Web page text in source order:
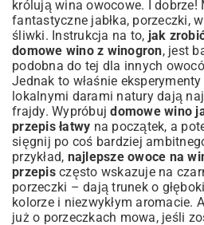
królują wina owocowe. I dobrze!
fantastyczne jabłka, porzeczki,
śliwki. Instrukcja na to, jak
domowe wino z winogron, jest
podobna do tej dla innych
Jednak to właśnie eksperymenty
lokalnymi darami natury dają
frajdy. Wypróbujdomowe wino
przepis łatwy na początek, a
sięgnij po coś bardziej
przykład, najlepsze owoce na
przepisczęsto wskazuje na
porzeczki – dają trunek o
kolorze i niezwykłym aromacie.
już o porzeczkach mowa, jeśli